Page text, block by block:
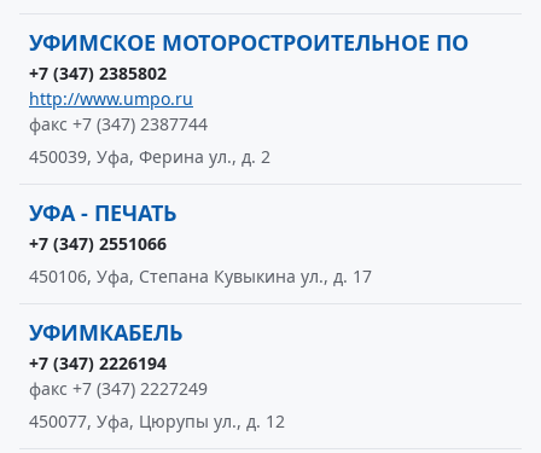
УФИМСКОЕ МОТОРОСТРОИТЕЛЬНОЕ ПО
+7 (347) 2385802
http://www.umpo.ru
факс +7 (347) 2387744
450039, Уфа, Ферина ул., д. 2
УФА - ПЕЧАТЬ
+7 (347) 2551066
450106, Уфа, Степана Кувыкина ул., д. 17
УФИМКАБЕЛЬ
+7 (347) 2226194
факс +7 (347) 2227249
450077, Уфа, Цюрупы ул., д. 12